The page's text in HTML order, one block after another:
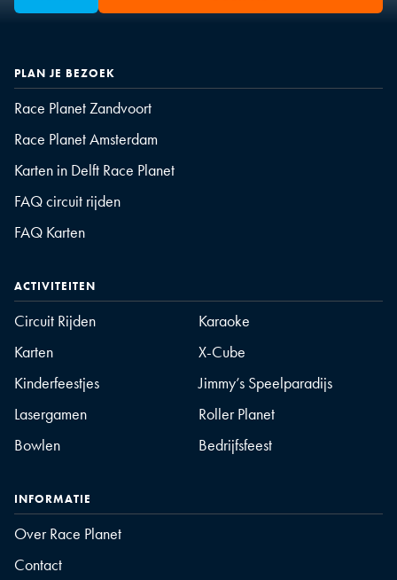
PLAN JE BEZOEK
Race Planet Zandvoort
Race Planet Amsterdam
Karten in Delft Race Planet
FAQ circuit rijden
FAQ Karten
ACTIVITEITEN
Circuit Rijden
Karaoke
Karten
X-Cube
Kinderfeestjes
Jimmy’s Speelparadijs
Lasergamen
Roller Planet
Bowlen
Bedrijfsfeest
INFORMATIE
Over Race Planet
Contact